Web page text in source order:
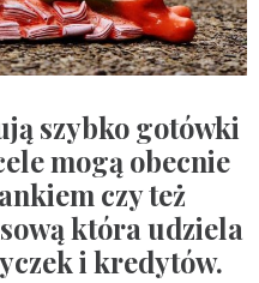
szybko gotówki
mogą obecnie
czy też
która udziela
i kredytów.